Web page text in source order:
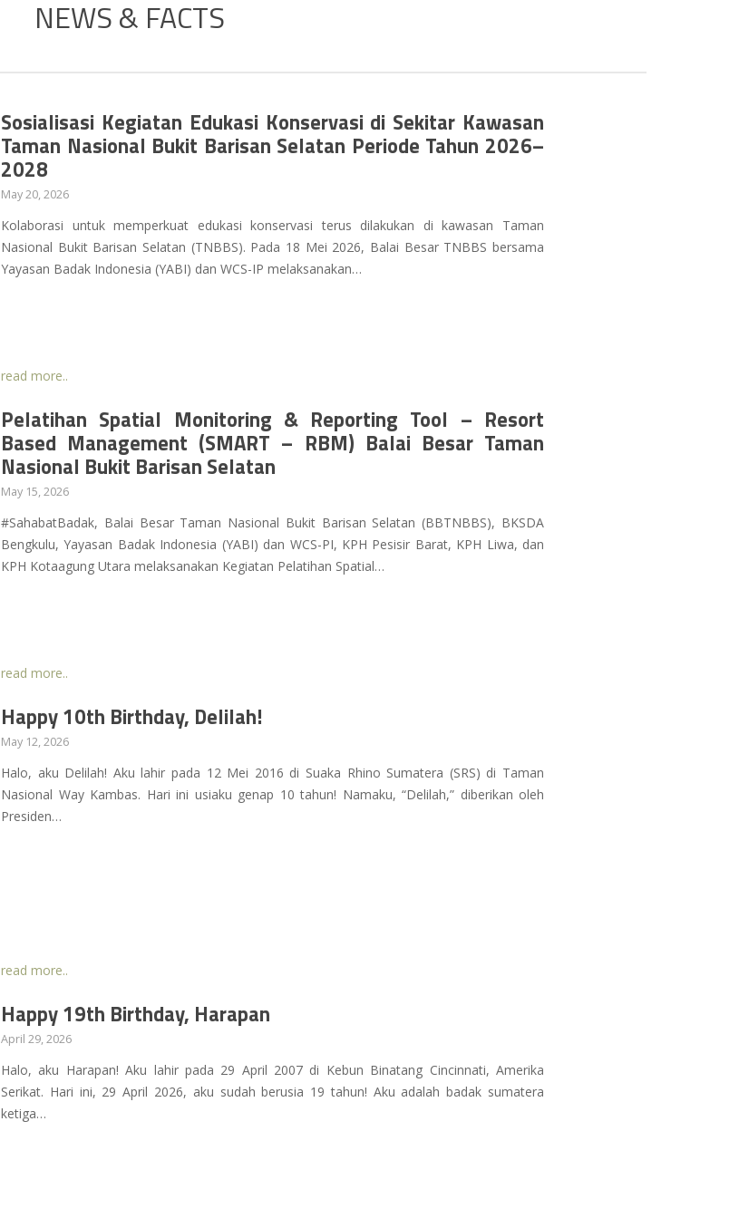
NEWS & FACTS
Sosialisasi Kegiatan Edukasi Konservasi di Sekitar Kawasan
Taman Nasional Bukit Barisan Selatan Periode Tahun 2026–
2028
May 20, 2026
Kolaborasi untuk memperkuat edukasi konservasi terus dilakukan di kawasan Taman
Nasional Bukit Barisan Selatan (TNBBS). Pada 18 Mei 2026, Balai Besar TNBBS bersama
Yayasan Badak Indonesia (YABI) dan WCS-IP melaksanakan…
read more..
Pelatihan Spatial Monitoring & Reporting Tool – Resort
Based Management (SMART – RBM) Balai Besar Taman
Nasional Bukit Barisan Selatan
May 15, 2026
#SahabatBadak, Balai Besar Taman Nasional Bukit Barisan Selatan (BBTNBBS), BKSDA
Bengkulu, Yayasan Badak Indonesia (YABI) dan WCS-PI, KPH Pesisir Barat, KPH Liwa, dan
KPH Kotaagung Utara melaksanakan Kegiatan Pelatihan Spatial…
read more..
Happy 10th Birthday, Delilah!
May 12, 2026
Halo, aku Delilah! Aku lahir pada 12 Mei 2016 di Suaka Rhino Sumatera (SRS) di Taman
Nasional Way Kambas. Hari ini usiaku genap 10 tahun! Namaku, “Delilah,” diberikan oleh
Presiden…
read more..
Happy 19th Birthday, Harapan
April 29, 2026
Halo, aku Harapan! Aku lahir pada 29 April 2007 di Kebun Binatang Cincinnati, Amerika
Serikat. Hari ini, 29 April 2026, aku sudah berusia 19 tahun! Aku adalah badak sumatera
ketiga…